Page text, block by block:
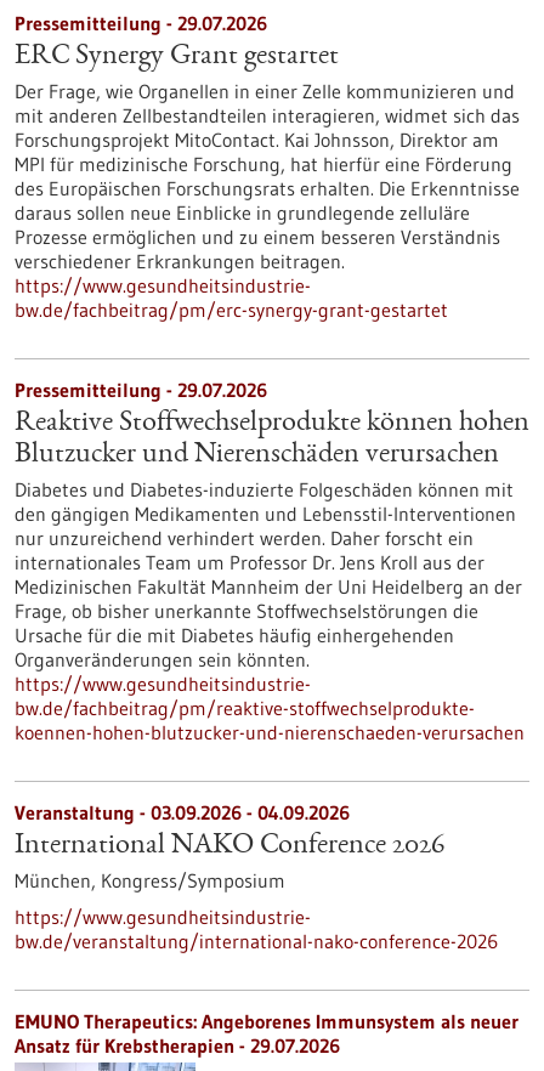
Pressemitteilung - 29.07.2026
ERC Synergy Grant gestartet
Der Frage, wie Organellen in einer Zelle kommunizieren und
mit anderen Zellbestandteilen interagieren, widmet sich das
Forschungsprojekt MitoContact. Kai Johnsson, Direktor am
MPI für medizinische Forschung, hat hierfür eine Förderung
des Europäischen Forschungsrats erhalten. Die Erkenntnisse
daraus sollen neue Einblicke in grundlegende zelluläre
Prozesse ermöglichen und zu einem besseren Verständnis
verschiedener Erkrankungen beitragen.
https://www.gesundheitsindustrie-
bw.de/fachbeitrag/pm/erc-synergy-grant-gestartet
Pressemitteilung - 29.07.2026
Reaktive Stoffwechselprodukte können hohen
Blutzucker und Nierenschäden verursachen
Diabetes und Diabetes-induzierte Folgeschäden können mit
den gängigen Medikamenten und Lebensstil-Interventionen
nur unzureichend verhindert werden. Daher forscht ein
internationales Team um Professor Dr. Jens Kroll aus der
Medizinischen Fakultät Mannheim der Uni Heidelberg an der
Frage, ob bisher unerkannte Stoffwechselstörungen die
Ursache für die mit Diabetes häufig einhergehenden
Organveränderungen sein könnten.
https://www.gesundheitsindustrie-
bw.de/fachbeitrag/pm/reaktive-stoffwechselprodukte-
koennen-hohen-blutzucker-und-nierenschaeden-verursachen
Veranstaltung - 03.09.2026 - 04.09.2026
International NAKO Conference 2026
München, Kongress/Symposium
https://www.gesundheitsindustrie-
bw.de/veranstaltung/international-nako-conference-2026
EMUNO Therapeutics: Angeborenes Immunsystem als neuer
Ansatz für Krebstherapien - 29.07.2026